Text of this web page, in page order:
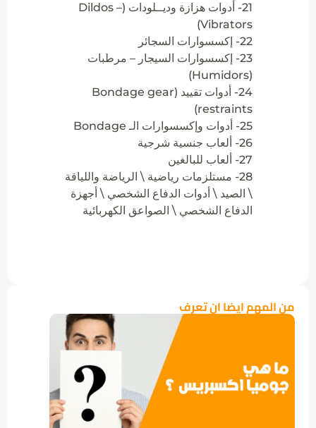
21- أدوات هزازة وديــلودات (Dildos –
Vibrators)
22- إكسسوارات السجائر
23- إكسسوارات السيجار – مرطبات
(Humidors)
24- أدوات تقييد (Bondage gear
restraints)
25- أدوات وإكسسوارات الـ Bondage
26- ألعاب جنسية شرجية
27- ألعاب للبالغين
28- مستلزمات رياضية \ الرياضة واللياقة
\ الصيد \ أدوات الدفاع الشخصي \ أجهزة
الدفاع الشخصي \ الصواعق الكهربائية
من المهم ايضا ان تعرف